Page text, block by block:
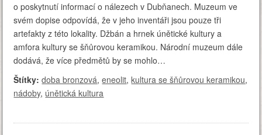
o poskytnutí informací o nálezech v Dubňanech. Muzeum ve
svém dopise odpovídá, že v jeho inventáři jsou pouze tři
artefakty z této lokality. Džbán a hrnek únětické kultury a
amfora kultury se šňůrovou keramikou. Národní muzeum dále
dodává, že více předmětů by se mohlo…
Štítky: doba bronzová,eneolit,kultura se šňůrovou keramikou,
nádoby, únětická kultura